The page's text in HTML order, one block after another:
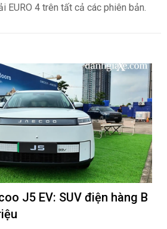
EURO 4 trên tất cả các phiên bản.
J5 EV: SUV điện hàng B